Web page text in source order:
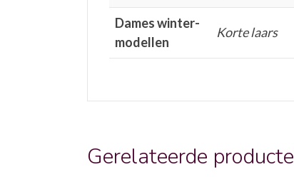
Dames winter-
modellen
Korte laars
Gerelateerde